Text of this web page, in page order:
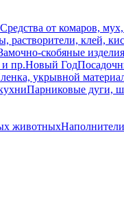
Средства от комаров,
растворители, клей,
скобяные изделия
пр.Новый Год
укрывной
Парниковые дуги,
животных